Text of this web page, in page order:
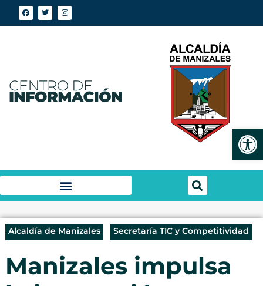
Alcaldía de Manizales Secretaría TIC y Competitividad
Manizales impulsa